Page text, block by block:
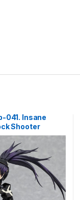
041. Insane
Shooter